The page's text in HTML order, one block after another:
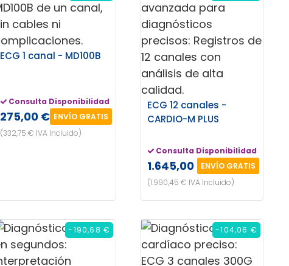
ECG 1 canal - MD100B
Consulta Disponibilidad
275,00 € ENVÍO GRATIS
(332,75 € IVA Incluido)
ECG 12 canales -
CARDIO-M PLUS
Consulta Disponibilidad
1.645,00 €ENVÍO GRATIS
(1.990,45 € IVA Incluido)
-190,68 € -104,06 €